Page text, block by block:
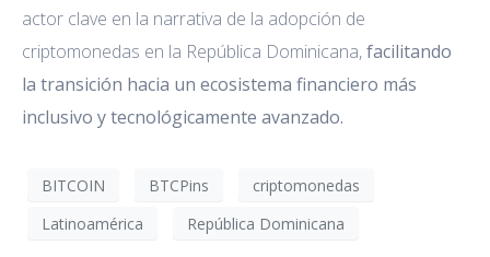
actor clave en la narrativa de la adopción de
criptomonedas en la República Dominicana,facilitando
la transición hacia un ecosistema financiero más
inclusivo y tecnológicamente avanzado.
BITCOIN BTCPins
criptomonedas
Latinoamérica
República Dominicana